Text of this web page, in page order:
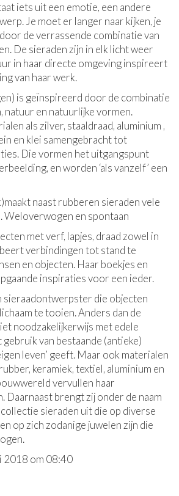
iets uit een emotie, een andere
Je moet er langer naar kijken, je
de verrassende combinatie van
De sieraden zijn in elk licht weer
in haar directe omgeving inspireert
van haar werk.
is geïnspireerd door de combinatie
natuur en natuurlijke vormen.
als zilver, staaldraad, aluminium ,
en klei samengebracht tot
Die vormen het uitgangspunt
en worden ‘als vanzelf’ een
naast rubberen sieraden vele
Weloverwogen en spontaan
met verf, lapjes, draad zowel in
verbindingen tot stand te
en objecten. Haar boekjes en
inspiraties voor een ieder.
sieraadontwerpster die objecten
te tooien. Anders dan de
noodzakelijkerwijs met edele
gebruik van bestaande (antieke)
leven’ geeft. Maar ook materialen
keramiek, textiel, aluminium en
vervullen haar
Daarnaast brengt zij onder de naam
collectie sieraden uit die op diverse
op zich zodanige juwelen zijn die
2018 om 08:40